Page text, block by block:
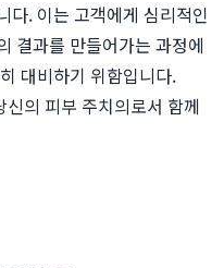
다. 이는 고객에게 심리적인
결과를 만들어가는 과정에
대비하기 위함입니다.
의 피부 주치의로서 함께